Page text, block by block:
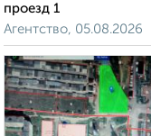
проезд 1
Агентство, 05.08.2026